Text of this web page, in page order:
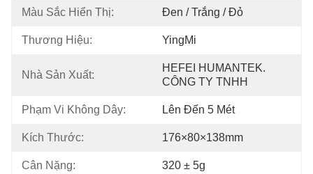
Màu Sắc Hiển Thị: Đen / Trắng / Đỏ
Thương Hiệu: YingMi
Nhà Sản Xuất:
HEFEI HUMANTEK.
CÔNG TY TNHH
Phạm Vi Không Dây: Lên Đến 5 Mét
Kích Thước: 176×80×138mm
Cân Nặng: 320 ± 5g